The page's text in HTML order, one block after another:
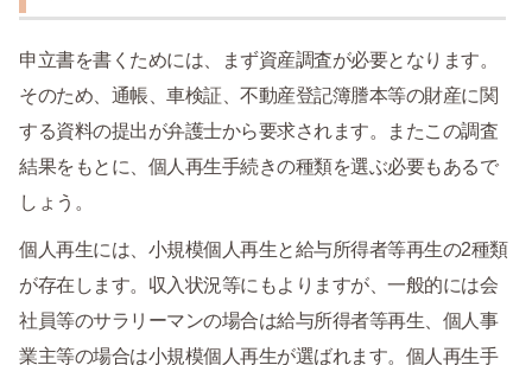
申立書を書くためには、まず資産調査が必要となります。
そのため、通帳、車検証、不動産登記簿謄本等の財産に関
する資料の提出が弁護士から要求されます。またこの調査
結果をもとに、個人再生手続きの種類を選ぶ必要もあるで
しょう。
個人再生には、小規模個人再生と給与所得者等再生の2種類
が存在します。収入状況等にもよりますが、一般的には会
社員等のサラリーマンの場合は給与所得者等再生、個人事
業主等の場合は小規模個人再生が選ばれます。個人再生手